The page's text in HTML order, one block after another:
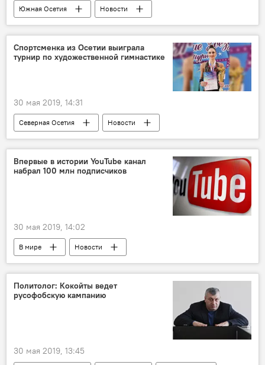
Южная Осетия Новости
Спортсменка из Осетии выиграла
турнир по художественной гимнастике
30 мая 2019, 14:31
Северная Осетия Новости
Впервые в истории YouTube канал
набрал 100 млн подписчиков
30 мая 2019, 14:02
В мире Новости
Политолог: Кокойты ведет
русофобскую кампанию
30 мая 2019, 13:45